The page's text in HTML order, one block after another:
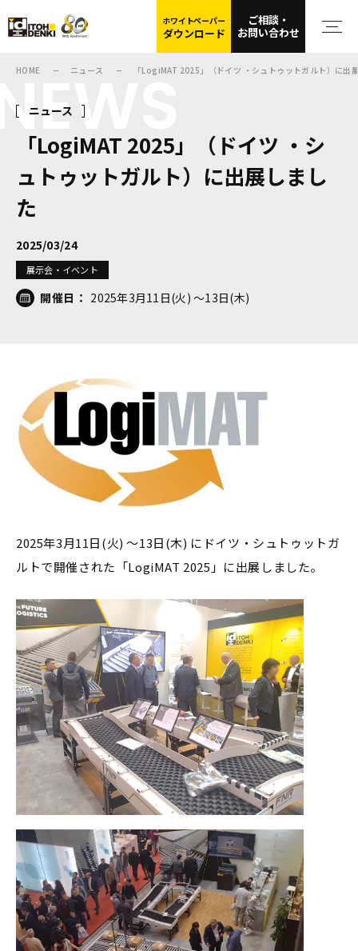
ホワイトペーパー
ダウンロード
ご相談・
お問い合わせ
HOME ニュース 「LogiMAT 2025」（ドイツ ・シュトゥットガルト）に出
ニュース
「LogiMAT 2025」（ドイツ ・シ
ュトゥットガルト）に出展しまし
た
2025/03/24
展示会・イベント
開催日： 2025年3月11日(火) ～13日(木)
2025年3月11日(火) ～13日(木) にドイツ・シュトゥットガ
ルトで開催された「LogiMAT 2025」に出展しました。